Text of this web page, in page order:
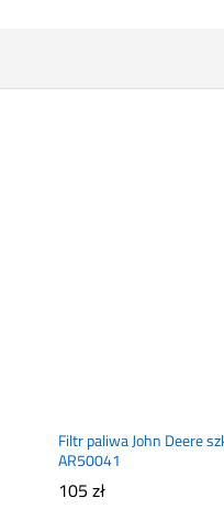
Filtr paliwa John Deere
AR50041
105zł